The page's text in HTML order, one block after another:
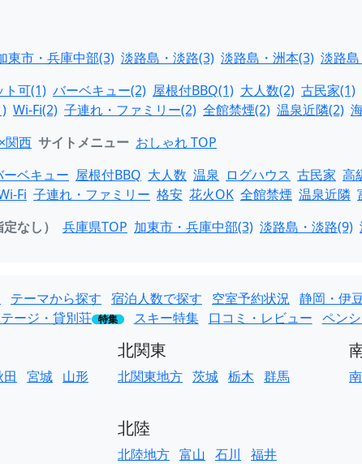
東市・兵庫中部(3) 淡路島・淡路(3) 淡路島・洲本(3) 淡路
ト可(1) バーベキュー(2) 屋根付BBQ(1) 大人数(2) 古民家(1)
Wi-Fi(2) 子連れ・ファミリー(2) 全館禁煙(2) 温泉近隣(2)
関西 サイトメニュー おしゃれ TOP
ーベキュー 屋根付BBQ 大人数 温泉 ログハウス 古民家 高
Fi 子連れ・ファミリー 格安 花火OK 全館禁煙 温泉近隣
なし）
兵庫県TOP 加東市・兵庫中部(3) 淡路島・淡路(9)
テーマから探す 宿泊人数で探す 空室予約状況 静岡・伊
ージ・貸別荘 特集 スキー特集 口コミ・レビュー ペン
田 宮城 山形
北関東
北関東地方 茨城 栃木 群馬
北陸
北陸地方 富山 石川 福井